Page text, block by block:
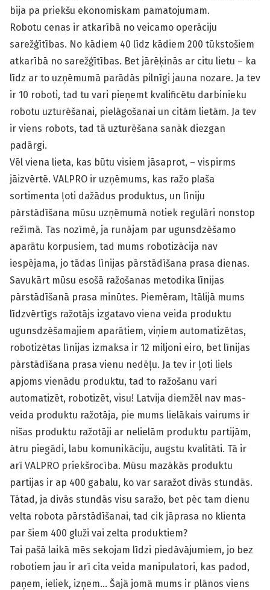
bija pa priekšu ekonomiskam pamatojumam.
Robotu cenas ir atkarībā no veicamo operāciju
sarežģītības. No kādiem 40 līdz kādiem 200 tūkstošiem
atkarībā no sarežģītības. Bet jārēķinās ar citu lietu – ka
līdz ar to uzņēmumā parādās pilnīgi jauna nozare. Ja tev
ir 10 roboti, tad tu vari pieņemt kvalificētu darbinieku
robotu uzturēšanai, pielāgošanai un citām lietām. Ja tev
ir viens robots, tad tā uzturēšana sanāk diezgan
padārgi.
Vēl viena lieta, kas būtu visiem jāsaprot, – vispirms
jāizvērtē. VALPRO ir uzņēmums, kas ražo plaša
sortimenta ļoti dažādus produktus, un līniju
pārstādīšana mūsu uzņēmumā notiek regulāri nonstop
režīmā. Tas nozīmē, ja runājam par ugunsdzēšamo
aparātu korpusiem, tad mums robotizācija nav
iespējama, jo tādas līnijas pārstādīšana prasa dienas.
Savukārt mūsu esošā ražošanas metodika līnijas
pārstādīšanā prasa minūtes. Piemēram, Itālijā mums
līdzvērtīgs ražotājs izgatavo viena veida produktu
ugunsdzēšamajiem aparātiem, viņiem automatizētas,
robotizētas līnijas izmaksa ir 12 miljoni eiro, bet līnijas
pārstādīšana prasa vienu nedēļu. Ja tev ir ļoti liels
apjoms vienādu produktu, tad to ražošanu vari
automatizēt, robotizēt, visu! Latvija diemžēl nav mas-
veida produktu ražotāja, pie mums lielākais vairums ir
nišas produktu ražotāji ar nelielām produktu partijām,
ātru piegādi, labu komunikāciju, augstu kvalitāti. Tā ir
arī VALPRO priekšrocība. Mūsu mazākās produktu
partijas ir ap 400 gabalu, ko var saražot divās stundās.
Tātad, ja divās stundās visu saražo, bet pēc tam dienu
velta robota pārstādīšanai, tad cik jāprasa no klienta
par šiem 400 gluži vai zelta produktiem?
Tai pašā laikā mēs sekojam līdzi piedāvājumiem, jo bez
robotiem jau ir arī cita veida manipulatori, kas padod,
paņem, ieliek, izņem… Šajā jomā mums ir plānos viens